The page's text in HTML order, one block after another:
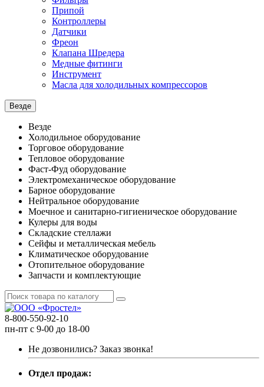
Припой
Контроллеры
Датчики
Фреон
Клапана Шредера
Медные фитинги
Инструмент
Масла для холодильных компрессоров
Везде
Везде
Холодильное оборудование
Торговое оборудование
Тепловое оборудование
Фаст-Фуд оборудование
Электромеханическое оборудование
Барное оборудование
Нейтральное оборудование
Моечное и санитарно-гигиеническое оборудование
Кулеры для воды
Складские стеллажи
Сейфы и металлическая мебель
Климатическое оборудование
Отопительное оборудование
Запчасти и комплектующие
8-800-550-92-10
пн-пт с 9-00 до 18-00
Не дозвонились? Заказ звонка!
Отдел продаж: